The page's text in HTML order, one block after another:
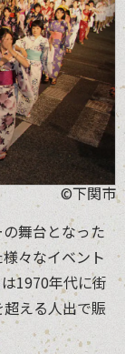
©下関市
舞台となった
々なイベント
1970年代に街
える人出で賑